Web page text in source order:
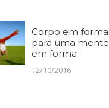
Corpo em forma
para uma mente
em forma
12/10/2016